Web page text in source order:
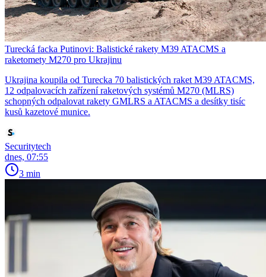
Turecká facka Putinovi: Balistické rakety M39 ATACMS a
raketomety M270 pro Ukrajinu
Ukrajina koupila od Turecka 70 balistických raket M39 ATACMS,
12 odpalovacích zařízení raketových systémů M270 (MLRS)
schopných odpalovat rakety GMLRS a ATACMS a desítky tisíc
kusů kazetové munice.
Securitytech
dnes, 07:55
3 min